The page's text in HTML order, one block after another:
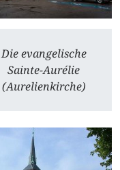
Die evangelische
Sainte-Aurélie
(Aurelienkirche)